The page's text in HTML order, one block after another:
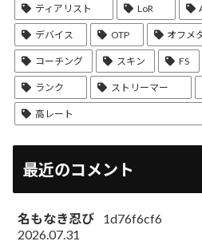
ティアリスト LoR
デバイス OTP オフメ
コーチング スキン FS
ランク ストリーマー
高レート
最近のコメント
名もなき忍び
1d76f6cf6
2026.07.31